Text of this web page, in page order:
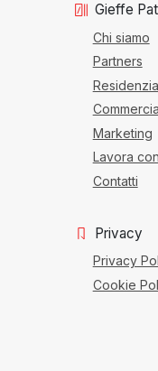
Gieffe
Chi siamo
Partners
Marketing
Lavora
Contatti
Privacy
Privacy
Cookie